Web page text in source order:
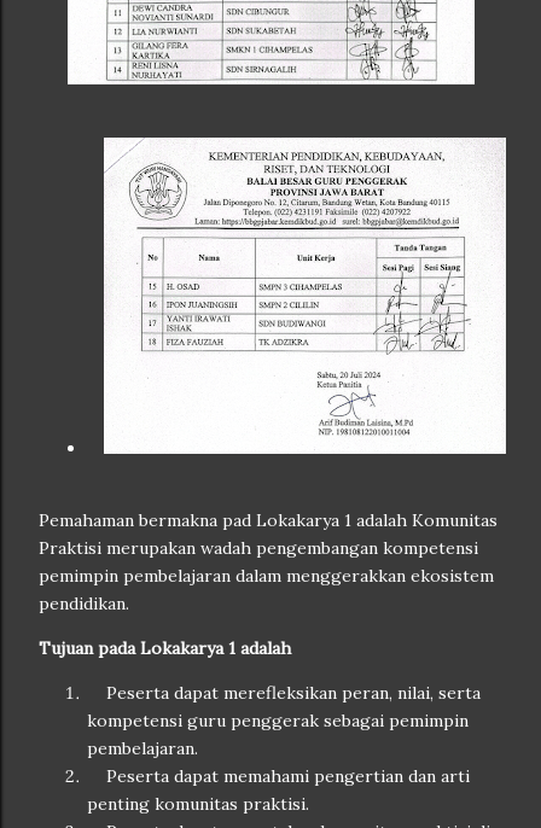
Pemahaman bermakna pad Lokakarya 1 adalah Komunitas
Praktisi merupakan wadah pengembangan kompetensi
pemimpin pembelajaran dalam menggerakkan ekosistem
pendidikan.
Tujuan pada Lokakarya 1 adalah
Peserta dapat merefleksikan peran, nilai, serta
kompetensi guru penggerak sebagai pemimpin
pembelajaran.
Peserta dapat memahami pengertian dan arti
penting komunitas praktisi.